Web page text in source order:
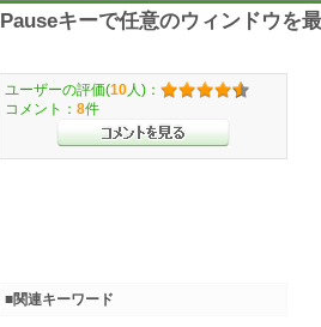
Pauseキーで任意のウィンドウを
ユーザーの評価(10 人)：
コメント： 8件
■関連キーワード